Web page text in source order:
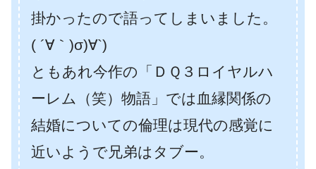
掛かったので語ってしまいました。
( ´∀｀)σ)∀`)
ともあれ今作の「ＤＱ３ロイヤルハ
ーレム（笑）物語」では血縁関係の
結婚についての倫理は現代の感覚に
近いようで兄弟はタブー。